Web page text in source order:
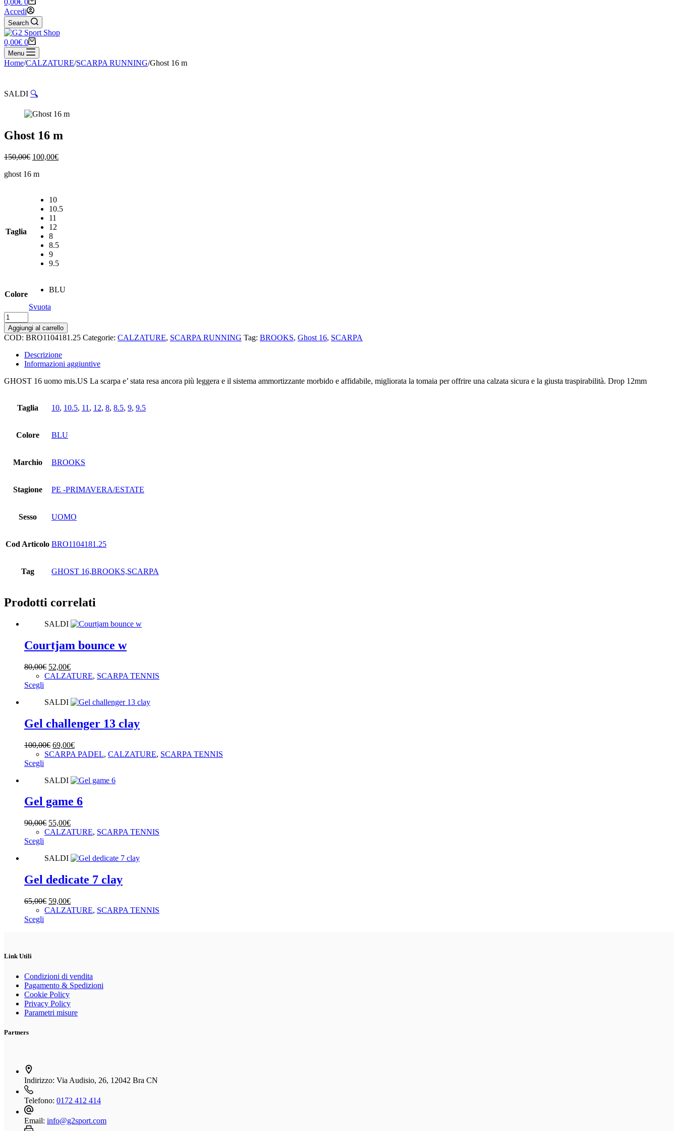
0,00€ 0
Accedi
Search
Carrello
0,00€ 0
Menu
Home/CALZATURE/SCARPA RUNNING/Ghost 16 m
SALDI 🔍
Ghost 16 m
150,00€ Il
originale
100,00€Il
ghost 16 m
Taglia
10
10.5
11
12
8
8.5
9
9.5
Colore
BLU
Svuota
Ghost
16
m
quantità
Aggiungi al carrello
COD: BRO1104181.25 Categorie: CALZATURE, SCARPA RUNNING Tag: BROOKS, Ghost 16, SCARPA
Descrizione
Informazioni aggiuntive
GHOST 16 uomo mis.US La scarpa e’ stata resa ancora più leggera e il sistema ammortizzante morbido e affidabile, migliorata la tomaia per offrire una calzata sicura e la giusta traspirabilità. Drop 12mm
Taglia 10, 10.5, 11 , 12, 8, 8.5, 9, 9.5
Colore BLU
Marchio BROOKS
Stagione PE -PRIMAVERA/ESTATE
Sesso UOMO
Cod Articolo BRO1104181.25
Tag GHOST 16,BROOKS,SCARPA
Prodotti correlati
SALDI
Courtjam bounce w
80,00€ Il
prezzo
80,00€.
52,00€Il
prezzo
52,00€.
CALZATURE, SCARPA TENNIS
Scegli
ha
varianti.
Le
possono
essere
scelte
pagina
prodotto
SALDI
Gel challenger 13 clay
100,00€ Il
prezzo
100,00€.
69,00€Il
prezzo
69,00€.
SCARPA PADEL, CALZATURE, SCARPA TENNIS
Scegli
ha
varianti.
Le
possono
essere
scelte
nella
pagina
prodotto
SALDI
Gel game 6
90,00€ Il
prezzo
90,00€.
55,00€Il
prezzo
55,00€.
CALZATURE, SCARPA TENNIS
Scegli
ha
varianti.
Le
possono
essere
scelte
SALDI
Gel dedicate 7 clay
65,00€ Il
prezzo
59,00€Il
prezzo
CALZATURE, SCARPA TENNIS
Scegli
opzioni
possono
essere
scelte
nella
pagina
Link Utili
Condizioni di vendita
Pagamento & Spedizioni
Cookie Policy
Privacy Policy
Parametri misure
Partners
Indirizzo: Via Audisio, 26, 12042 Bra CN
Telefono: 0172 412 414
Email: info@g2sport.com